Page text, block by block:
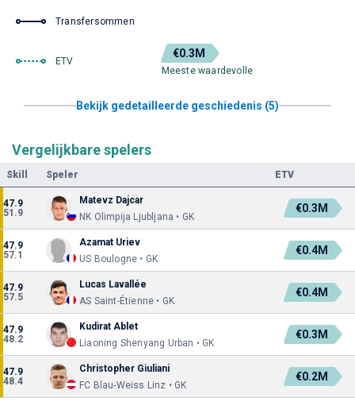
Transfersommen
ETV
€0.3M
Meeste waardevolle
Bekijk gedetailleerde geschiedenis (5)
Vergelijkbare spelers
Skill Speler ETV
47.9
51.9
Matevz Dajcar
NK Olimpija Ljubljana • GK
€0.3M
47.9
57.1
Azamat Uriev
US Boulogne • GK
€0.4M
47.9
57.5
Lucas Lavallée
AS Saint-Étienne • GK
€0.4M
47.9
48.2
Kudirat Ablet
Liaoning Shenyang Urban • GK
€0.3M
47.9
48.4
Christopher Giuliani
FC Blau-Weiss Linz • GK
€0.2M